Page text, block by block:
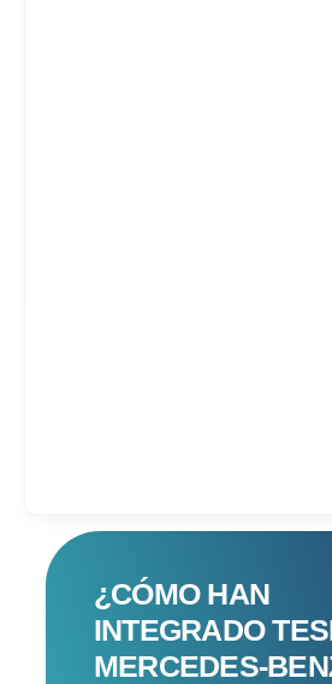
¿CÓMO HAN
INTEGRADO
MERCEDES-